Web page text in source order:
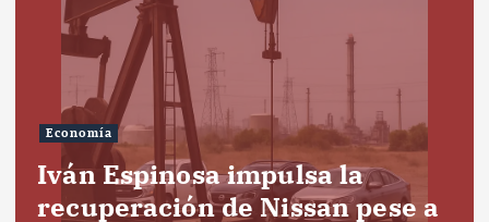
Economía
Iván Espinosa impulsa la
recuperación de Nissan pese a